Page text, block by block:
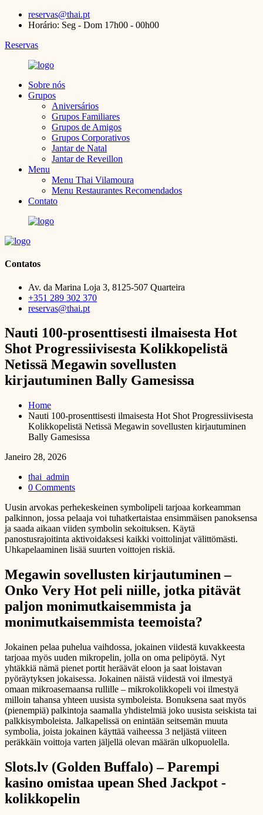
reservas@thai.pt
Horário: Seg - Dom 17h00 - 00h00
Reservas
Sobre nós
Grupos
Aniversários
Grupos Familiares
Grupos de Amigos
Grupos Corporativos
Jantar de Natal
Jantar de Reveillon
Menu
Menu Thai Vilamoura
Menu Restaurantes Recomendados
Contato
Contatos
Av. da Marina Loja 3, 8125-507 Quarteira
+351 289 302 370
reservas@thai.pt
Nauti 100-prosenttisesti ilmaisesta Hot
Shot Progressiivisesta Kolikkopelistä
Netissä Megawin sovellusten
kirjautuminen Bally Gamesissa
Home
Nauti 100-prosenttisesti ilmaisesta Hot Shot Progressiivisesta
Kolikkopelistä Netissä Megawin sovellusten kirjautuminen
Bally Gamesissa
Janeiro 28, 2026
thai_admin
0 Comments
Uusin arvokas perhekeskeinen symbolipeli tarjoaa korkeamman
palkinnon, jossa pelaaja voi tuhatkertaistaa ensimmäisen panoksensa
ja saada aikaan viiden symbolin sekoituksen. Käytä
panostusrajoitinta aktivoidaksesi kaikki voittolinjat välittömästi.
Uhkapelaaminen lisää suurten voittojen riskiä.
Megawin sovellusten kirjautuminen –
Onko Very Hot peli niille, jotka pitävät
paljon monimutkaisemmista ja
monimutkaisemmista teemoista?
Jokainen pelaa puhelua vaihdossa, jokainen viidestä kuvakkeesta
tarjoaa myös uuden mikropelin, jolla on oma pelipöytä. Nyt
yhtäkkiä nämä pienet portit heräävät eloon ja saat loistavan
pyöräytyksen jokaisessa. Jokainen näistä viidestä voi ilmestyä
omaan mikroasemaansa rullille – mikrokolikkopeli voi ilmestyä
milloin tahansa yhteen uusista symboleista. Bonuksena saat myös
(pienempiä) palkintoja saamalla yhdistelmiä joko uusista seiskista tai
palkkisymboleista. Jalkapelissä on enintään seitsemän muuta
symbolia, joista jokainen käyttää vaiheessa 3 neljästä viiteen
peräkkäin voittoja varten jäljellä olevan määrän ulkopuolella.
Slots.lv (Golden Buffalo) – Parempi
kasino omistaa upean Shed Jackpot -
kolikkopelin